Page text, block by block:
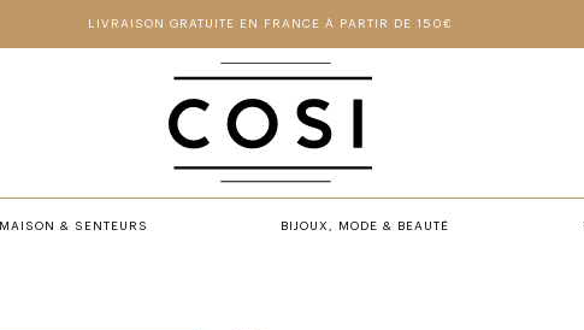
LIVRAISON GRATUITE EN FRANCE À PARTIR DE 150€
MAISON & SENTEURS BIJOUX, MODE & BEAUTÉ